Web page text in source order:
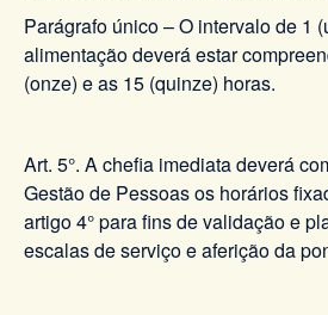
Parágrafo único – O intervalo de 1
alimentação deverá estar
(onze) e as 15 (quinze) horas.
Art. 5°. A chefia imediata deverá
Gestão de Pessoas os horários
artigo 4° para fins de validação e
escalas de serviço e aferição da